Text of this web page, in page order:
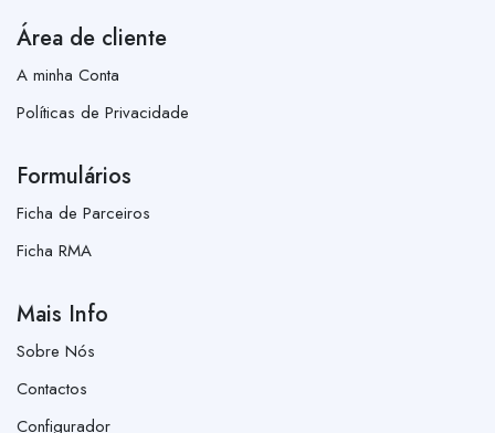
Área de cliente
A minha Conta
Políticas de Privacidade
Formulários
Ficha de Parceiros
Ficha RMA
Mais Info
Sobre Nós
Contactos
Configurador